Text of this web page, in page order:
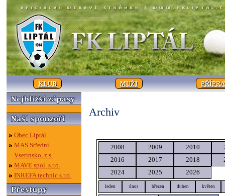
KLUB MUŽI
Obec Liptál
MAS Střední
Vsetínsko, z.s.
MAVE spol. s.r.o.
INREFA technic s.r.o.
Archiv
2008 2009 2010
2016
2017 2018
2024
2025 2026
leden únor březen duben květen